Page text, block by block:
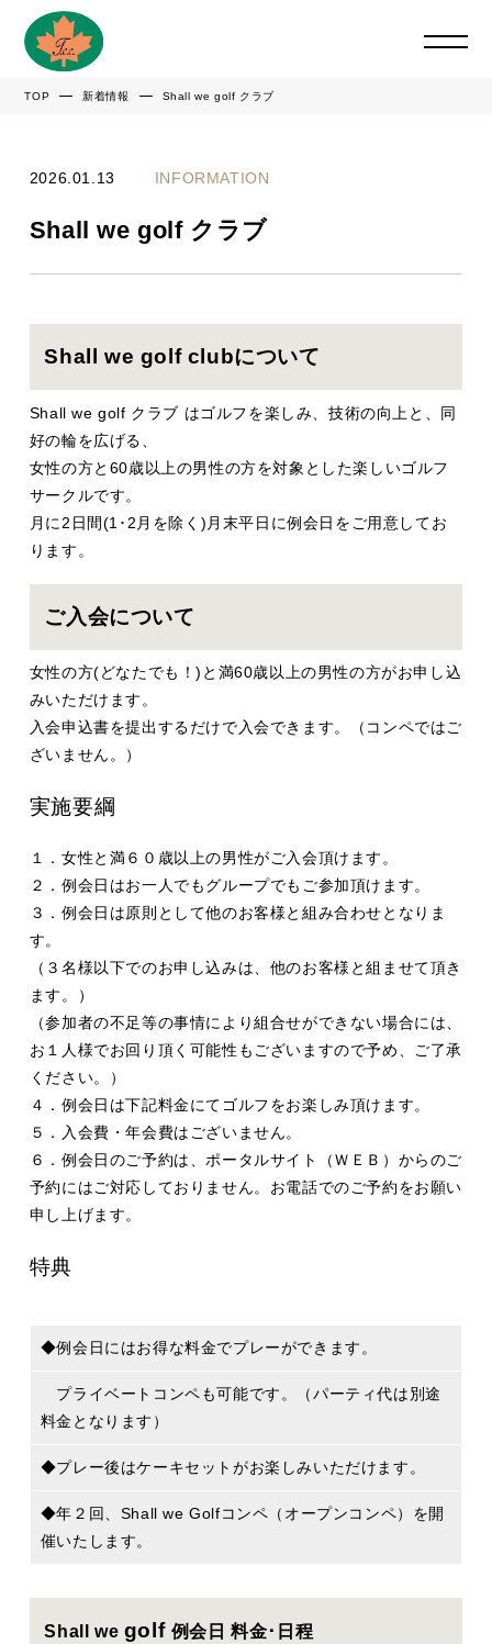
TOP 新着情報 Shall we golf クラブ
2026.01.13 INFORMATION
Shall we golf クラブ
Shall we golf clubについて
Shall we golf クラブ はゴルフを楽しみ、技術の向上と、同
好の輪を広げる、
女性の方と60歳以上の男性の方を対象とした楽しいゴルフ
サークルです。
月に2日間(1･2月を除く)月末平日に例会日をご用意してお
ります。
ご入会について
女性の方(どなたでも！)と満60歳以上の男性の方がお申し込
みいただけます。
入会申込書を提出するだけで入会できます。（コンペではご
ざいません。）
実施要綱
１．女性と満６０歳以上の男性がご入会頂けます。
２．例会日はお一人でもグループでもご参加頂けます。
３．例会日は原則として他のお客様と組み合わせとなりま
す。
（３名様以下でのお申し込みは、他のお客様と組ませて頂き
ます。）
（参加者の不足等の事情により組合せができない場合には、
お１人様でお回り頂く可能性もございますので予め、ご了承
ください。）
４．例会日は下記料金にてゴルフをお楽しみ頂けます。
５．入会費・年会費はございません。
６．例会日のご予約は、ポータルサイト（ＷＥＢ）からのご
予約にはご対応しておりません。お電話でのご予約をお願い
申し上げます。
特典
◆例会日にはお得な料金でプレーができます。
プライベートコンペも可能です。（パーティ代は別途
料金となります）
◆プレー後はケーキセットがお楽しみいただけます。
◆年２回、Shall we Golfコンペ（オープンコンペ）を開
催いたします。
Shall we golf 例会日 料金･日程